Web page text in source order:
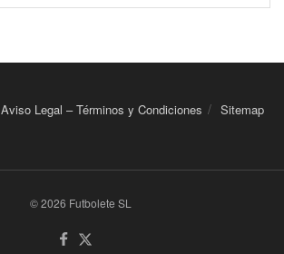
Aviso Legal – Términos y Condiciones Sitemap
© 2026 Futbolete SL